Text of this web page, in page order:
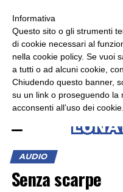
ASCOLTA RADIO LUNA
AUDIO
Senza scarpe
×
Informativa
Questo sito o gli strumenti
di cookie necessari al
nella cookie policy. Se vuoi
a tutti o ad alcuni cookie,
Chiudendo questo banner,
su un link o proseguendo la
acconsenti all’uso dei cookie.